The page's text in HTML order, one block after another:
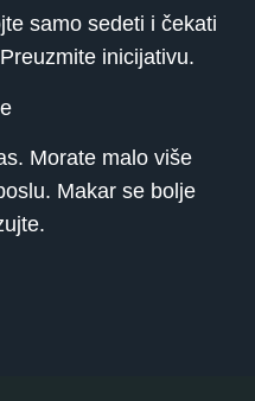
samo sedeti i čekati
inicijativu.
Morate malo više
Makar se bolje